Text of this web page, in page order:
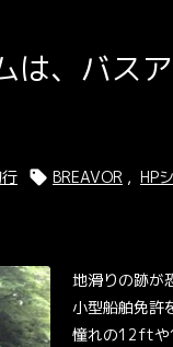
は、バス
 BREAVOR , HP
地滑りの跡が
小型船舶免許
憧れの12ftや